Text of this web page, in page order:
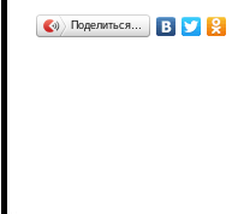
Поделиться…